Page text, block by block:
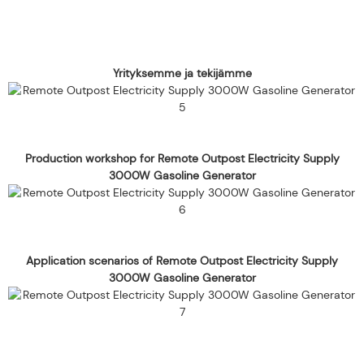
Yrityksemme ja tekijämme
Production workshop for Remote Outpost Electricity Supply
3000W Gasoline Generator
Application scenarios of Remote Outpost Electricity Supply
3000W Gasoline Generator